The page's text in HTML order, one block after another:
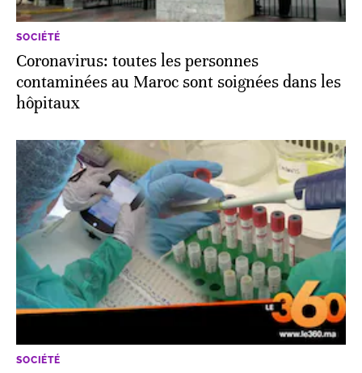
SOCIÉTÉ
Coronavirus: toutes les personnes
contaminées au Maroc sont soignées dans les
hôpitaux
SOCIÉTÉ